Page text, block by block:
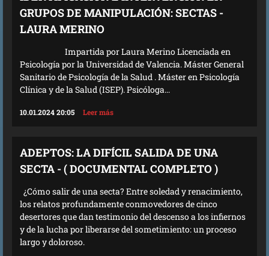
GRUPOS DE MANIPULACIÓN: SECTAS -
LAURA MERINO
Impartida por Laura Merino Licenciada en
Psicología por la Universidad de Valencia. Máster General
Sanitario de Psicología de la Salud . Máster en Psicología
Clínica y de la Salud (ISEP). Psicóloga...
10.01.2024 20:05 Leer más
ADEPTOS: LA DIFÍCIL SALIDA DE UNA
SECTA - ( DOCUMENTAL COMPLETO )
¿Cómo salir de una secta? Entre soledad y renacimiento,
los relatos profundamente conmovedores de cinco
desertores que dan testimonio del descenso a los infiernos
y de la lucha por liberarse del sometimiento: un proceso
largo y doloroso.